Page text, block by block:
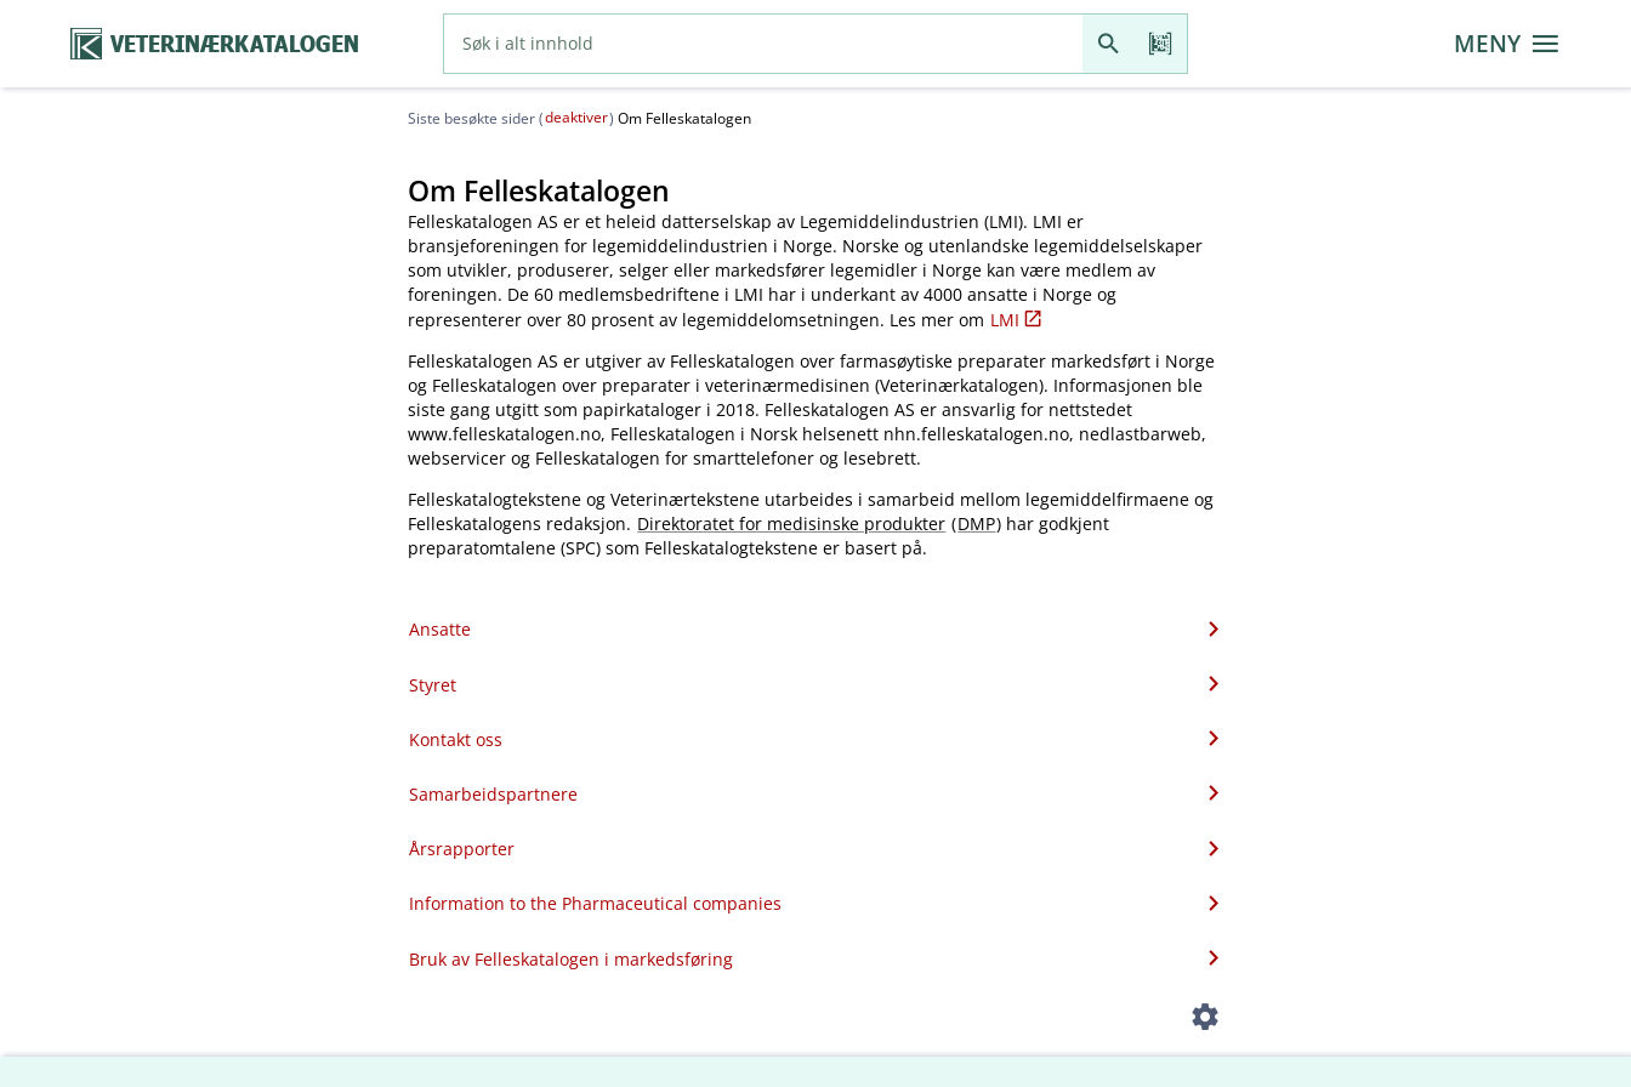
VETERINÆRKATALOGEN MENY
Siste besøkte sider (deaktiver) Om Felleskatalogen
Om Felleskatalogen
Felleskatalogen AS er et heleid datterselskap av Legemiddelindustrien (LMI). LMI er
bransjeforeningen for legemiddelindustrien i Norge. Norske og utenlandske legemiddelselskaper
som utvikler, produserer, selger eller markedsfører legemidler i Norge kan være medlem av
foreningen. De 60 medlemsbedriftene i LMI har i underkant av 4000 ansatte i Norge og
representerer over 80 prosent av legemiddelomsetningen. Les mer om LMI
Felleskatalogen AS er utgiver av Felleskatalogen over farmasøytiske preparater markedsført i Norge
og Felleskatalogen over preparater i veterinærmedisinen (Veterinærkatalogen). Informasjonen ble
siste gang utgitt som papirkataloger i 2018. Felleskatalogen AS er ansvarlig for nettstedet
www.felleskatalogen.no, Felleskatalogen i Norsk helsenett nhn.felleskatalogen.no, nedlastbarweb,
webservicer og Felleskatalogen for smarttelefoner og lesebrett.
Felleskatalogtekstene og Veterinærtekstene utarbeides i samarbeid mellom legemiddelfirmaene og
Felleskatalogens redaksjon. Direktoratet for medisinske produkter (DMP) har godkjent
preparatomtalene (SPC) som Felleskatalogtekstene er basert på.
Ansatte
Styret
Kontakt oss
Samarbeidspartnere
Årsrapporter
Information to the Pharmaceutical companies
Bruk av Felleskatalogen i markedsføring